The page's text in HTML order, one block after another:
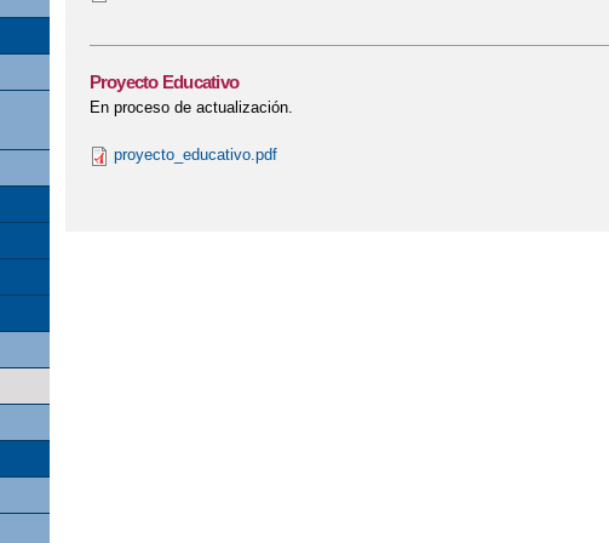
Proyecto Educativo
En proceso de actualización.
proyecto_educativo.pdf